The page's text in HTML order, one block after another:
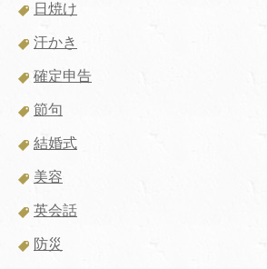
日焼け
汗かき
確定申告
節句
結婚式
美容
英会話
防災